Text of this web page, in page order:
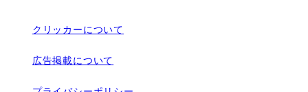
クリッカーについて
広告掲載について